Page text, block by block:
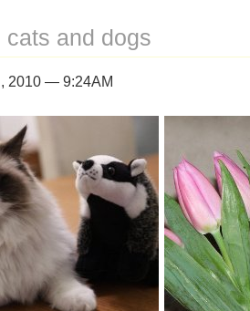
cats and dogs
2010 — 9:24AM